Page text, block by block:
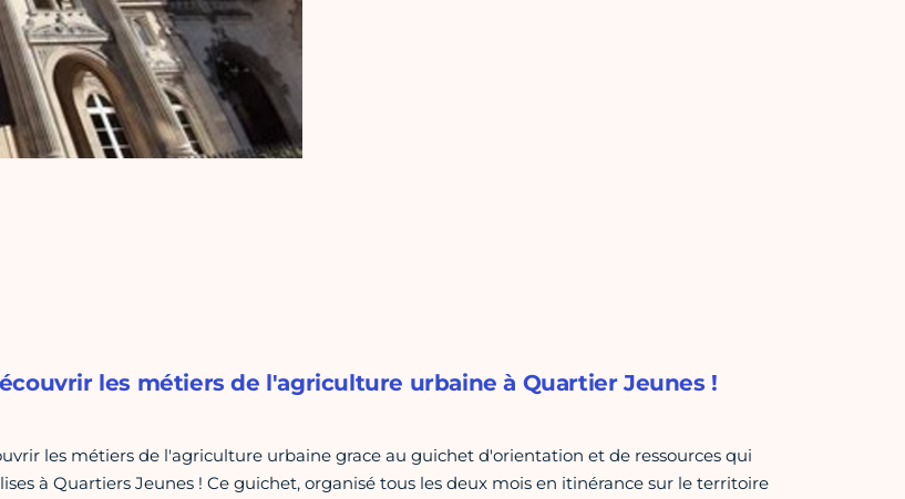
les métiers de l'agriculture urbaine à Quartier Jeunes !
les métiers de l'agriculture urbaine grace au guichet d'orientation et de ressources qui
à Quartiers Jeunes ! Ce guichet, organisé tous les deux mois en itinérance sur le territoire